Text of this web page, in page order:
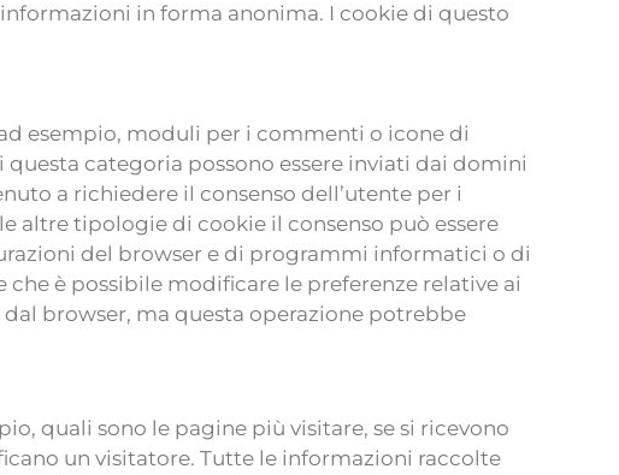
in forma anonima. I cookie di questo
esempio, moduli per i commenti o icone di
categoria possono essere inviati dai domini
a richiedere il consenso dell’utente per i
altre tipologie di cookie il consenso può essere
del browser e di programmi informatici o di
è possibile modificare le preferenze relative ai
browser, ma questa operazione potrebbe
quali sono le pagine più visitare, se si ricevono
un visitatore. Tutte le informazioni raccolte